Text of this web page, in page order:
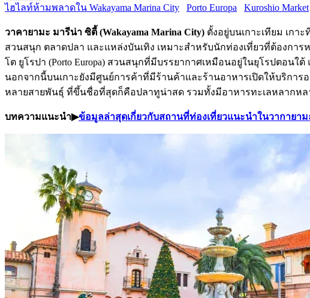
ไฮไลท์ห้ามพลาดใน Wakayama Marina City Porto Europa Kuroshio Market
วาคายามะ มารีน่า ซิตี้ (Wakayama Marina City) ตั้งอยู่บนเกาะเทียม เกา
สวนสนุก ตลาดปลา และแหล่งบันเทิง เหมาะสำหรับนักท่องเที่ยวที่ต้องก
โต ยูโรปา (Porto Europa) สวนสนุกที่มีบรรยากาศเหมือนอยู่ในยุโรปตอนใ
นอกจากนี้บนเกาะยังมีศูนย์การค้าที่มีร้านค้าและร้านอาหารเปิดให้บริการ
หลายสายพันธุ์ ที่ขึ้นชื่อที่สุดก็คือปลาทูน่าสด รวมทั้งมีอาหารทะเลหลากห
บทความแนะนำ▶︎ข้อมูลล่าสุดเกี่ยวกับสถานที่ท่องเที่ยวแนะนำในวากายาม